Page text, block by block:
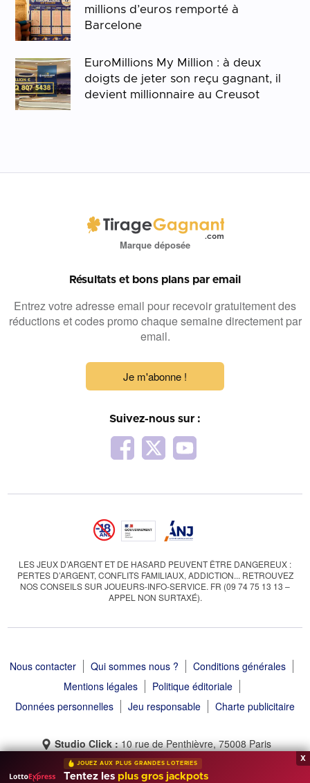
millions d’euros remporté à
Barcelone
EuroMillions My Million : à deux
doigts de jeter son reçu gagnant, il
devient millionnaire au Creusot
Marque déposée
Résultats et bons plans par email
Entrez votre adresse email pour recevoir gratuitement des
réductions et codes promo chaque semaine directement par
email.
Je m'abonne !
Suivez-nous sur :
LES JEUX D’ARGENT ET DE HASARD PEUVENT ÊTRE DANGEREUX :
PERTES D’ARGENT, CONFLITS FAMILIAUX, ADDICTION... RETROUVEZ
NOS CONSEILS SUR JOUEURS-INFO-SERVICE. FR (09 74 75 13 13 –
APPEL NON SURTAXÉ).
Nous contacter Qui sommes nous ?
Conditions générales
Mentions légales
Politique éditoriale
Données personnelles
Jeu responsable Charte publicitaire
Studio Click :10 rue de Penthièvre, 75008 Paris
x
JOUEZ AUX PLUS GRANDES LOTERIES
Tentez les plus gros jackpots